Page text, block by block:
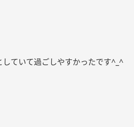
ていて過ごしやすかったです^_^